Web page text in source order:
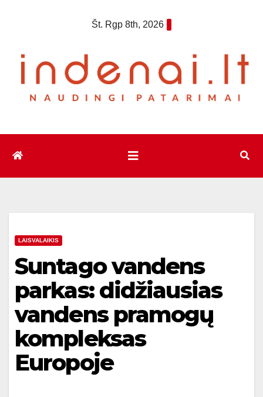
Št. Rgp 8th, 2026
LAISVALAIKIS
Suntago vandens
parkas: didžiausias
vandens pramogų
kompleksas
Europoje